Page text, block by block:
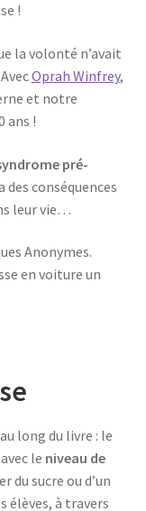
!
la volonté n’avait
Oprah Winfrey,
et notre
ans !
pré-
conséquences
leur vie…
Anonymes.
en voiture un
long du livre : le
le niveau de
du sucre ou d’un
élèves, à travers